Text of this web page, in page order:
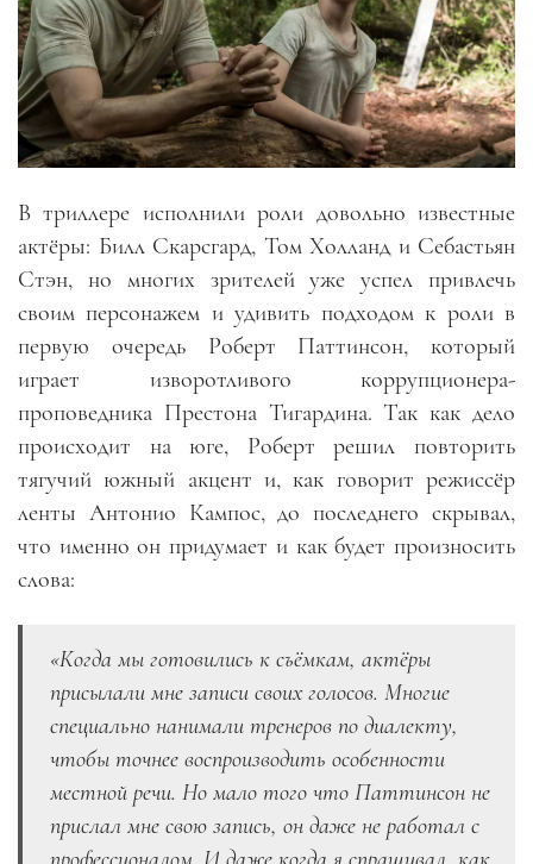
В триллере исполнили роли довольно известные
актёры: Билл Скарсгард, Том Холланд и Себастьян
Стэн, но многих зрителей уже успел привлечь
своим персонажем и удивить подходом к роли в
первую очередь Роберт Паттинсон, который
играет изворотливого коррупционера-
проповедника Престона Тигардина. Так как дело
происходит на юге, Роберт решил повторить
тягучий южный акцент и, как говорит режиссёр
ленты Антонио Кампос, до последнего скрывал,
что именно он придумает и как будет произносить
слова:
«Когда мы готовились к съёмкам, актёры
присылали мне записи своих голосов. Многие
специально нанимали тренеров по диалекту,
чтобы точнее воспроизводить особенности
местной речи. Но мало того что Паттинсон не
прислал мне свою запись, он даже не работал с